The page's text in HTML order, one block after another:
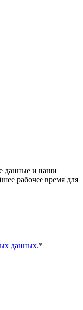
данные и наши
рабочее время для
данных.*